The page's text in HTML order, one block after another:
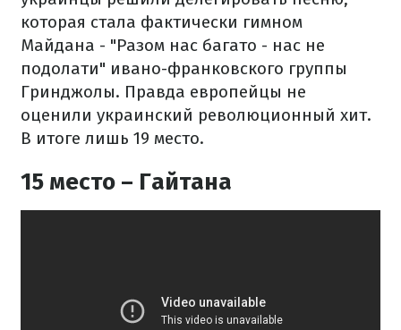
которая стала фактически гимном
Майдана - "Разом нас багато - нас не
подолати" ивано-франковского группы
Гринджолы. Правда европейцы не
оценили украинский революционный хит.
В итоге лишь 19 место.
15 место – Гайтана